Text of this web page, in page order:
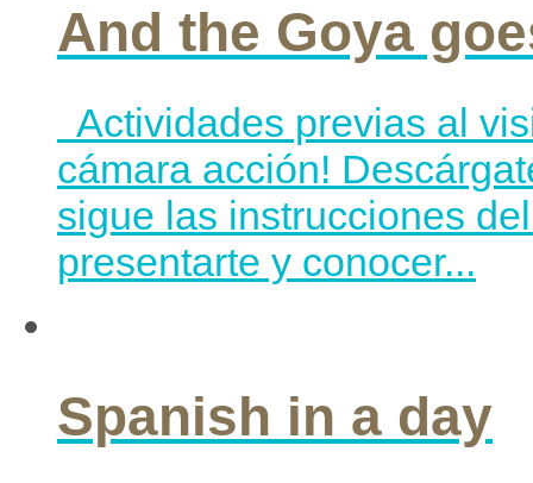
And the Goya
Actividades previas al
cámara acción!
sigue las instrucciones
presentarte y conocer...
Spanish in a day